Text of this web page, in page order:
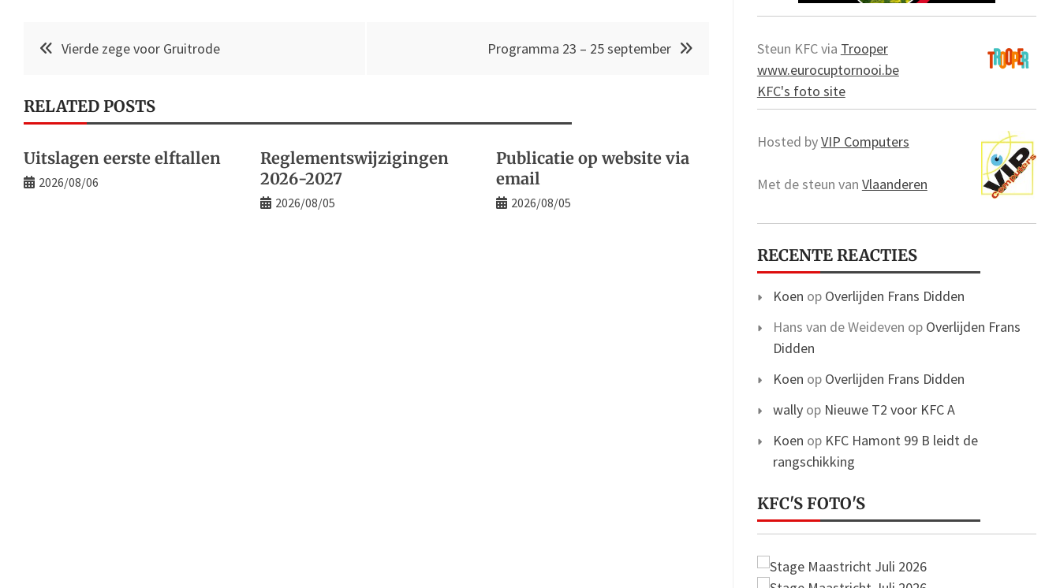
Post Vierde zege voor Gruitrode Programma 23 – 25 september
RELATED POSTS
Uitslagen eerste elftallen
2026/08/06
Reglementswijzigingen
2026-2027
2026/08/05
Publicatie op website via
email
2026/08/05
Steun KFC via Trooper
www.eurocuptornooi.be
KFC's foto site
Hosted byVIP Computers
Met de steun van Vlaanderen
RECENTE REACTIES
Koen op Overlijden Frans Didden
Hans van de Weideven op Overlijden Frans
Didden
Koen op Overlijden Frans Didden
wallyop Nieuwe T2 voor KFC A
Koen op KFC Hamont 99 B leidt de
rangschikking
KFC'S FOTO'S